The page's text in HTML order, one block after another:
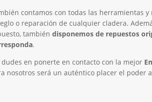
contamos con todas las herramientas
o reparación de cualquier cladera.
también disponemos de repuestos
.
dudes en ponerte en contacto con la mejor
nosotros será un auténtico placer el poder